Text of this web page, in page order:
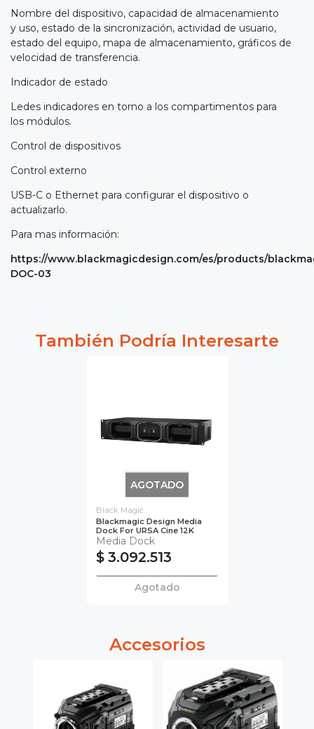
Nombre del dispositivo, capacidad de almacenamiento
y uso, estado de la sincronización, actividad de usuario,
estado del equipo, mapa de almacenamiento, gráficos de
velocidad de transferencia.
Indicador de estado
Ledes indicadores en torno a los compartimentos para
los módulos.
Control de dispositivos
Control externo
USB-C o Ethernet para configurar el dispositivo o
actualizarlo.
Para mas información:
https://www.blackmagicdesign.com/es/products/
DOC-03
También Podría Interesarte
AGOTADO
Black Magic
Blackmagic Design Media
Dock For URSA Cine 12K
Media Dock
$ 3.092.513
Agotado
Accesorios